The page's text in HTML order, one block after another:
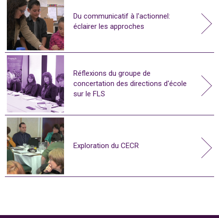
Du communicatif à l'actionnel:
éclairer les approches
Réflexions du groupe de
concertation des directions d'école
sur le FLS
Exploration du CECR